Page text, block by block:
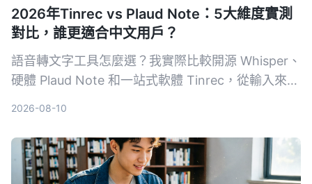
2026年Tinrec vs Plaud Note：5大維度實測
對比，誰更適合中文用戶？
語音轉文字工具怎麼選？我實際比較開源 Whisper、
硬體 Plaud Note 和一站式軟體 Tinrec，從輸入來
2026-08-10